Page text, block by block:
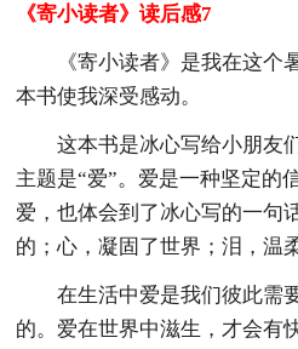
《寄小读者》读后感7
《寄小读者》是我在这个
本书使我深受感动。
这本书是冰心写给小朋友
主题是“爱”。爱是一种坚定的
爱，也体会到了冰心写的一句
的；心，凝固了世界；泪，温
在生活中爱是我们彼此需
的。爱在世界中滋生，才会有